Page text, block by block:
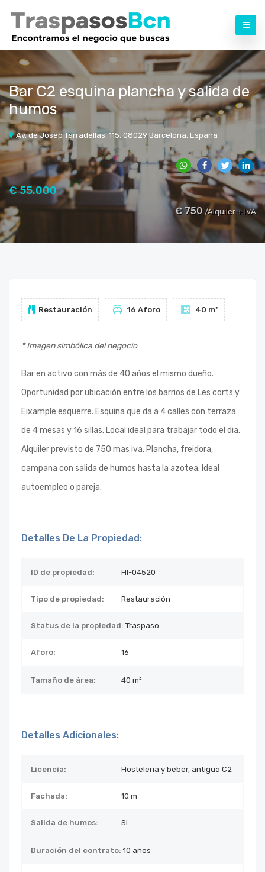
Bar C2 esquina plancha y salida de
humos
Av. de Josep Tarradellas, 115, 08029 Barcelona, España
€ 55.000
€ 750 /Alquiler + IVA
Restauración 16 Aforo 40 m²
* Imagen simbólica del negocio
Bar en activo con más de 40 años el mismo dueño.
Oportunidad por ubicación entre los barrios de Les corts y
Eixample esquerre. Esquina que da a 4 calles con terraza
de 4 mesas y 16 sillas. Local ideal para trabajar todo el dia.
Alquiler previsto de 750 mas iva. Plancha, freidora,
campana con salida de humos hasta la azotea. Ideal
autoempleo o pareja.
Detalles De La Propiedad:
ID de propiedad: HI-04520
Tipo de propiedad: Restauración
Status de la propiedad: Traspaso
Aforo: 16
Tamaño de área: 40 m²
Detalles Adicionales:
Licencia: Hosteleria y beber, antigua C2
Fachada: 10 m
Salida de humos: Si
Duración del contrato: 10 años